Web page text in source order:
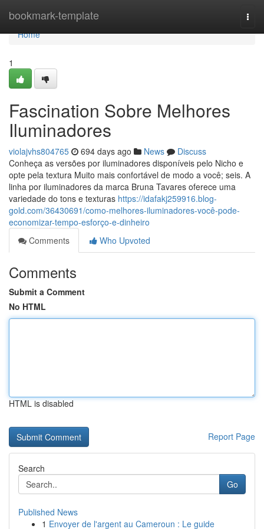
bookmark-template
Home
Home
1
Fascination Sobre Melhores
Iluminadores
violajvhs804765 694 days ago News
Discuss
Conheça as versões por iluminadores disponíveis pelo Nicho e
opte pela textura Muito mais confortável de modo a você; seis. A
linha por iluminadores da marca Bruna Tavares oferece uma
variedade do tons e texturas https://idafakj259916.blog-
gold.com/36430691/como-melhores-iluminadores-você-pode-
economizar-tempo-esforço-e-dinheiro
Comments
Who Upvoted
Comments
Submit a Comment
No HTML
HTML is disabled
Report Page
Search
Go
Published News
1 Envoyer de l'argent au Cameroun : Le guide